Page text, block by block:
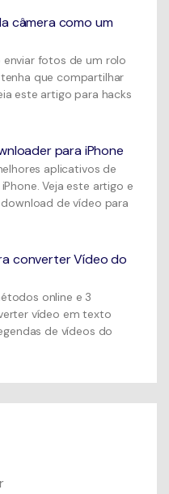
câmera como um
fotos de um rolo
que compartilhar
este artigo para hacks
para iPhone
aplicativos de
Veja este artigo e
de vídeo para
converter Vídeo do
online e 3
vídeo em texto
de vídeos do